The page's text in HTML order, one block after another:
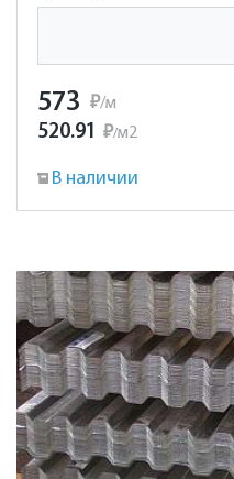
573 ₽/м
520.91 ₽/м2
В наличии